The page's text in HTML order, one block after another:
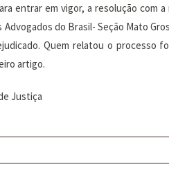
entrar em vigor, a resolução com
Advogados do Brasil- Seção Mato
Quem relatou o processo
artigo.
Justiça